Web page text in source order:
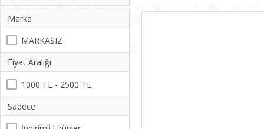
Marka
MARKASIZ
Fiyat Aralığı
1000 TL - 2500 TL
Sadece